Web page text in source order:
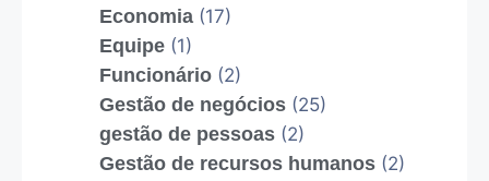
Economia (17)
Equipe (1)
Funcionário (2)
Gestão de negócios (25)
gestão de pessoas (2)
Gestão de recursos humanos (2)